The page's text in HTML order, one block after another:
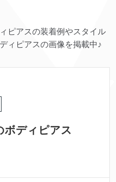
ピアスの装着例やスタイル
ィピアスの画像を掲載中♪
ボディピアス